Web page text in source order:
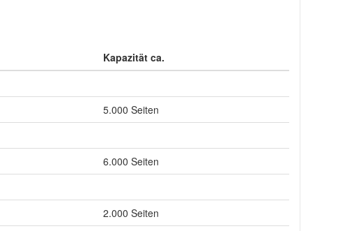
Kapazität ca.
5.000 Seiten
6.000 Seiten
2.000 Seiten